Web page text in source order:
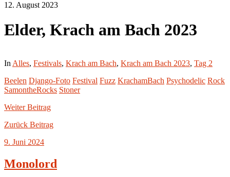
12. August 2023
Elder, Krach am Bach 2023
In Alles, Festivals, Krach am Bach, Krach am Bach 2023, Tag 2
Beelen Django-Foto Festival Fuzz KrachamBach Psychodelic Rock
SamontheRocks Stoner
WeiterBeitrag
Zurück Beitrag
9. Juni 2024
Monolord